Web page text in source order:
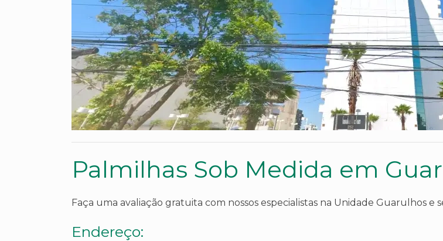
Palmilhas Sob Medida em
Faça uma avaliação gratuita com nossos especialistas na Unidade Guarulhos e
Endereço: